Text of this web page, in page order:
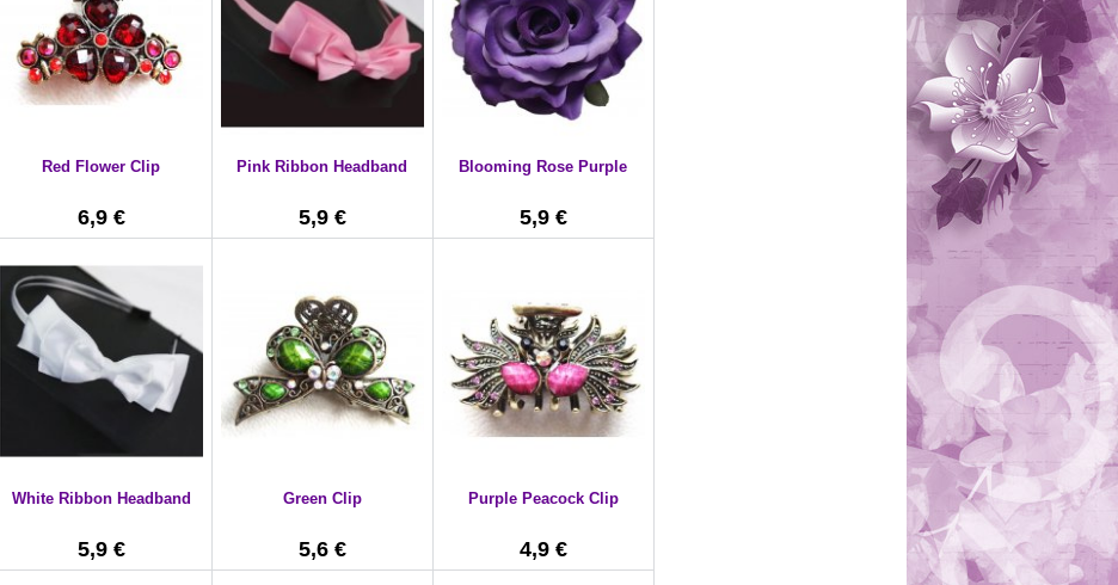
Red Flower Clip
6,9 €
Pink Ribbon Headband
5,9 €
Blooming Rose Purple
5,9 €
White Ribbon Headband
5,9 €
Green Clip
5,6 €
Purple Peacock Clip
4,9 €